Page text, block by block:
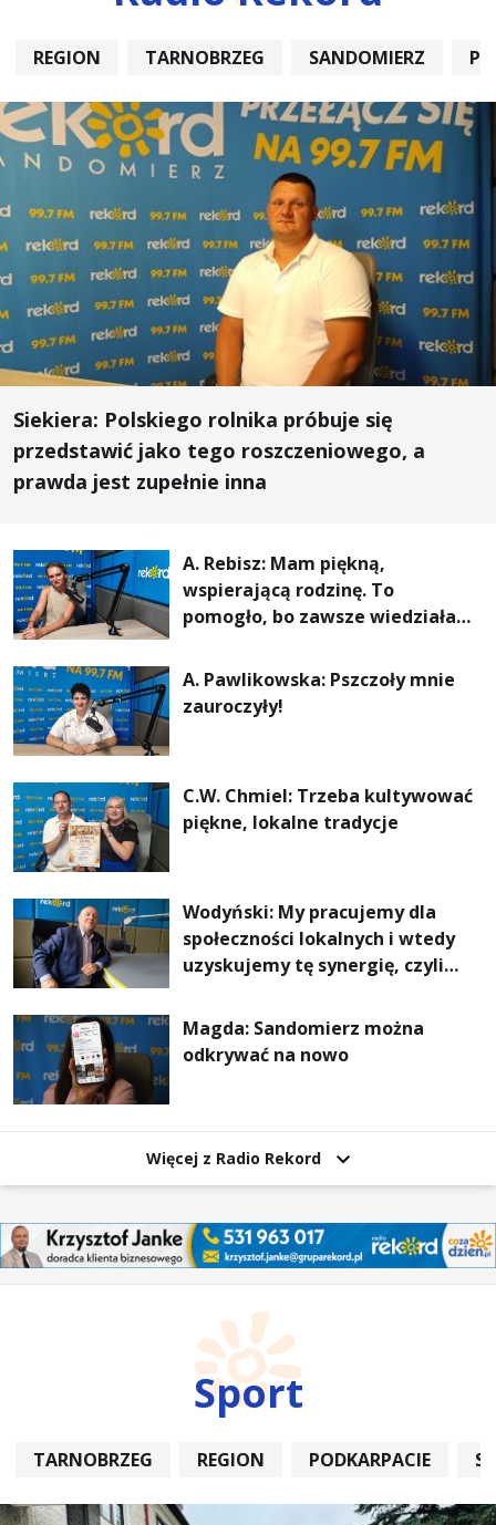
REGION TARNOBRZEG SANDOMIERZ
Siekiera: Polskiego rolnika próbuje się
przedstawić jako tego roszczeniowego, a
prawda jest zupełnie inna
A. Rebisz: Mam piękną,
wspierającą rodzinę. To
pomogło, bo zawsze wiedziałam,
najważniejsza
A. Pawlikowska: Pszczoły mnie
zauroczyły!
C.W. Chmiel: Trzeba kultywować
piękne, lokalne tradycje
Wodyński: My pracujemy dla
społeczności lokalnych i wtedy
uzyskujemy tę synergię, czyli
Magda: Sandomierz można
odkrywać na nowo
Więcej z Radio Rekord
Sport
TARNOBRZEG REGION PODKARPACIE